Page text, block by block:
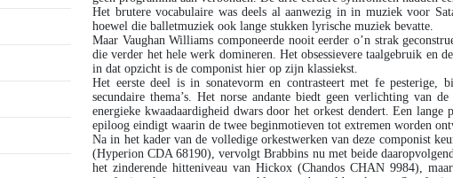
Het brutere vocabulaire was deels al aanwezig in in muziek voor
hoewel die balletmuziek ook lange stukken lyrische muziek bevatte.
Maar Vaughan Williams componeerde nooit eerder o’n strak
die verder het hele werk domineren. Het obsessievere taalgebruik en
in dat opzicht is de componist hier op zijn klassiekst.
Het eerste deel is in sonatevorm en contrasteert met fe pesterige,
secundaire thema’s. Het norse andante biedt geen verlichting van
energieke kwaadaardigheid dwars door het orkest dendert. Een
epiloog eindigt waarin de twee beginmotieven tot extremen worden
Na in het kader van de volledige orkestwerken van deze componist
(Hyperion CDA 68190), vervolgt Brabbins nu met beide
het zinderende hitteniveau van Hickox (Chandos CHAN 9984),